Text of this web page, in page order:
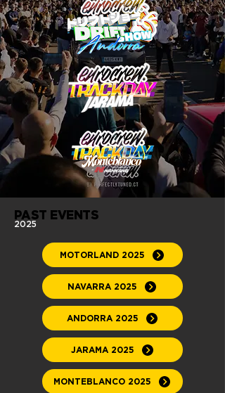
PAST EVENTS
2025
MOTORLAND 2025
NAVARRA 2025
ANDORRA 2025
JARAMA 2025
MONTEBLANCO 2025